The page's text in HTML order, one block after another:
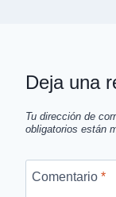
Deja una
Tu dirección de
obligatorios están
Comentario *